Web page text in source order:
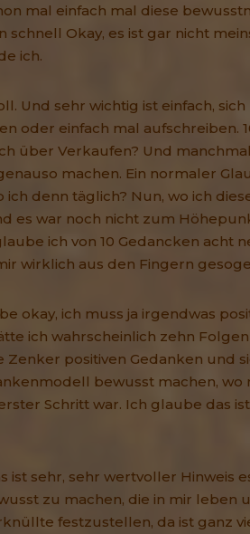
mal einfach mal diese
schnell Okay, es ist gar nicht
ich.
Und sehr wichtig ist einfach,
oder einfach mal aufschreiben.
über Verkaufen? Und
machen. Ein normaler
ich denn täglich? Nun, wo ich
es war noch nicht zum
ich von 10 Gedancken acht
wirklich aus den Fingern
okay, ich muss ja irgendwas
ich wahrscheinlich zehn
Zenker positiven Gedanken und
bewusst machen,
Schritt war. Ich glaube das
ist sehr, sehr wertvoller Hinweis
zu machen, die in mir leben
festzustellen, da ist ganz